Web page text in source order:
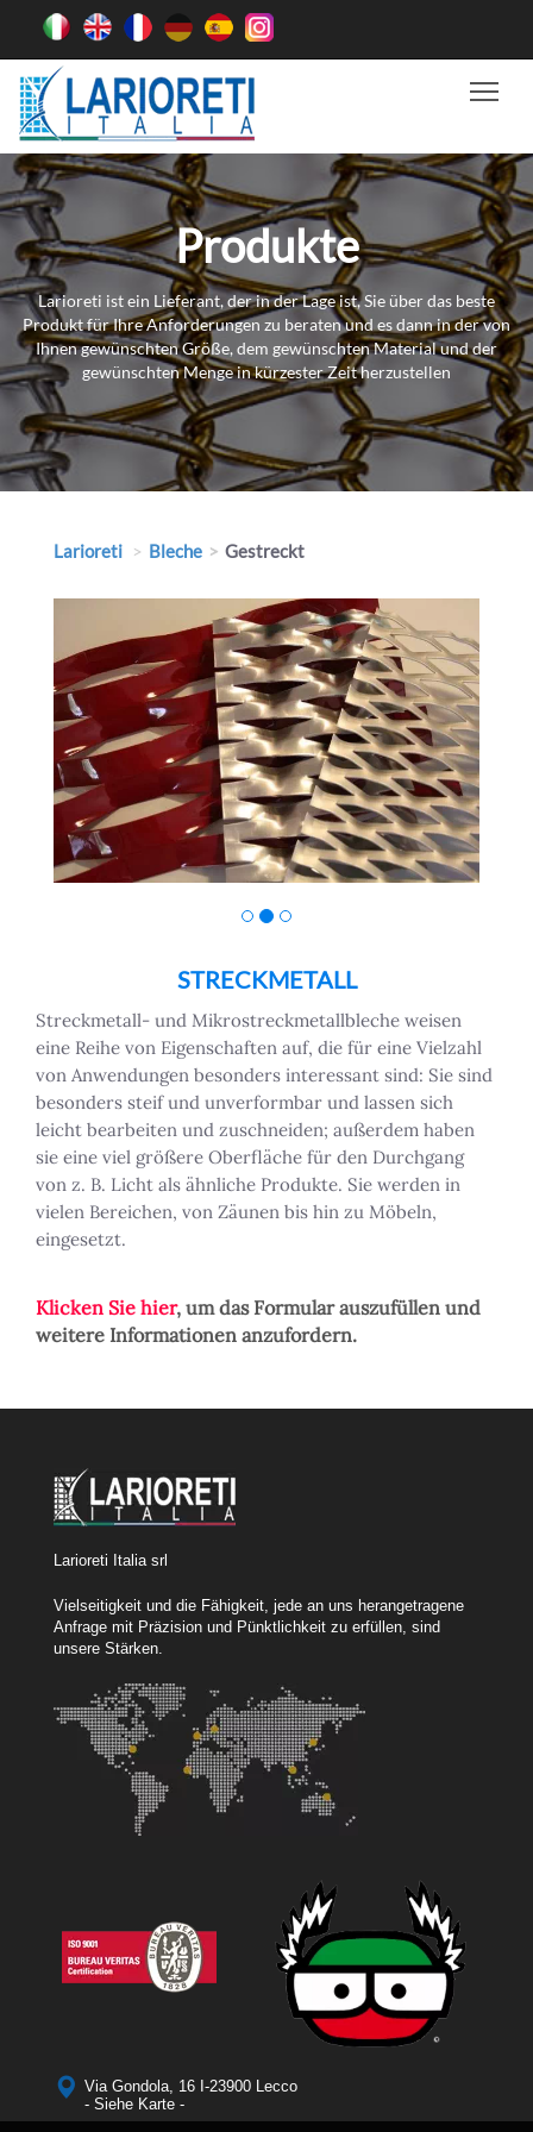
Produkte
Larioreti ist ein Lieferant, der in der Lage ist, Sie über das beste
Produkt für Ihre Anforderungen zu beraten und es dann in der von
Ihnen gewünschten Größe, dem gewünschten Material und der
gewünschten Menge in kürzester Zeit herzustellen
Larioreti Bleche Gestreckt
STRECKMETALL
Streckmetall- und Mikrostreckmetallbleche weisen
eine Reihe von Eigenschaften auf, die für eine Vielzahl
von Anwendungen besonders interessant sind: Sie sind
besonders steif und unverformbar und lassen sich
leicht bearbeiten und zuschneiden; außerdem haben
sie eine viel größere Oberfläche für den Durchgang
von z. B. Licht als ähnliche Produkte. Sie werden in
vielen Bereichen, von Zäunen bis hin zu Möbeln,
eingesetzt.
Klicken Sie hier, um das Formular auszufüllen und
weitere Informationen anzufordern.
Larioreti Italia srl
Vielseitigkeit und die Fähigkeit, jede an uns herangetragene
Anfrage mit Präzision und Pünktlichkeit zu erfüllen, sind
unsere Stärken.
Via Gondola, 16 I-23900 Lecco
- Siehe Karte -